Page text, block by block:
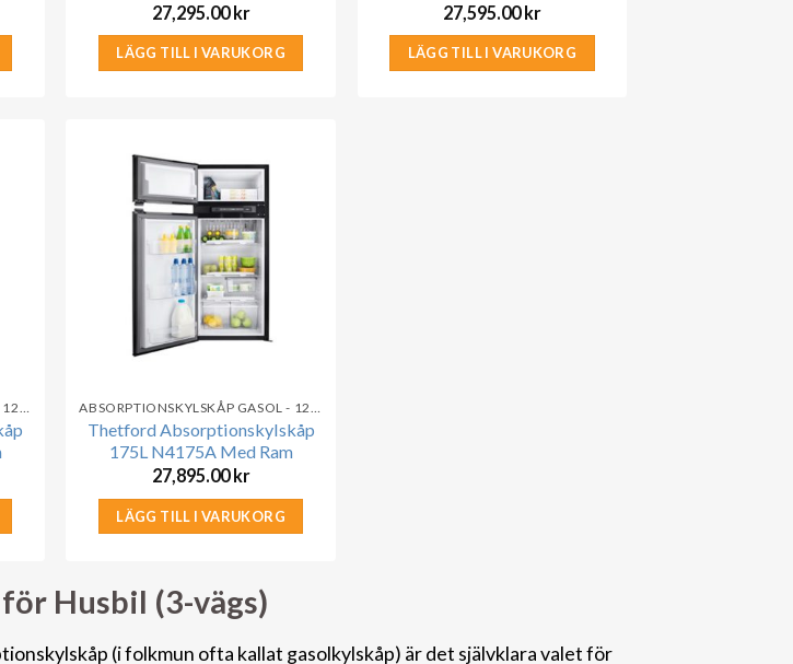
27,295.00kr
LÄGG TILL I VARUKORG
27,595.00kr
LÄGG TILL I VARUKORG
Thetford Absorptionskylskåp
175L N4175A Med Ram
27,895.00kr
LÄGG TILL I VARUKORG
Husbil (3-vägs)
(i folkmun ofta kallat gasolkylskåp) är det självklara valet för